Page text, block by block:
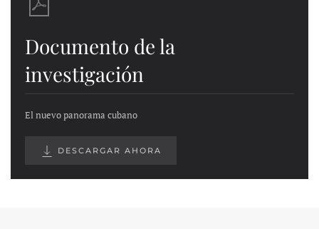
Documento de la
investigación
El nuevo panorama cubano
DESCARGAR AHORA